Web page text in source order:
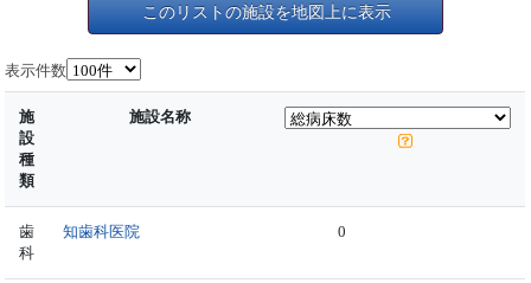
このリストの施設を地図上に表示
表示件数
施
設
種
類
施設名称
歯
科
知歯科医院 0